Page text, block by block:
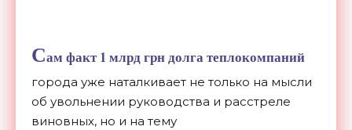
Сам факт 1 млрд грн долга теплокомпаний
города уже наталкивает не только на мысли
об увольнении руководства и расстреле
виновных, но и на тему